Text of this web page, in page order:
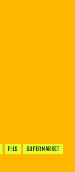
PILS SUPERMARKET